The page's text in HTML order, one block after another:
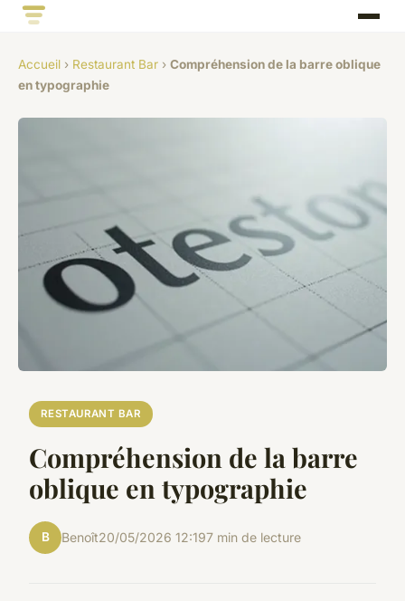
Accueil › Restaurant Bar › Compréhension de la barre oblique
en typographie
RESTAURANT BAR
Compréhension de la barre
oblique en typographie
B Benoît20/05/2026 12:197 min de lecture